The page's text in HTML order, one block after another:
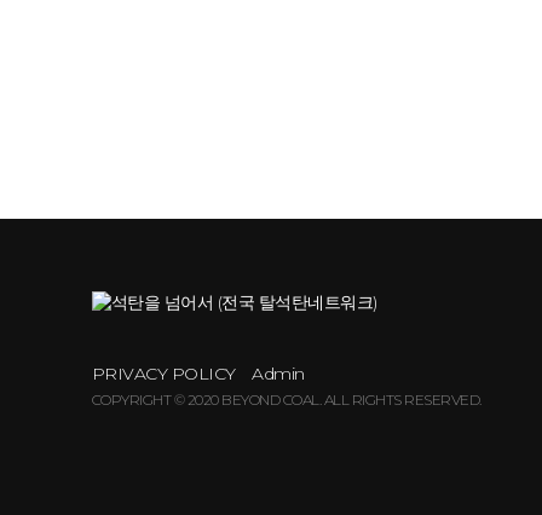
PRIVACY POLICY Admin
COPYRIGHT © 2020 BEYOND COAL. ALL RIGHTS RESERVED.